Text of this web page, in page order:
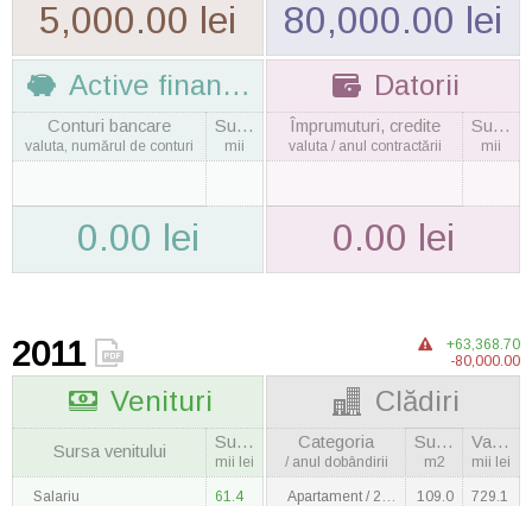
5,000.00 lei 80,000.00 lei
Active financiare
Conturi bancare
valuta, numărul de conturi
Suma
mii
0.00 lei
Datorii
Împrumuturi, credite
valuta / anul contractării
Suma
mii
0.00 lei
2011
+63,368.70
-80,000.00
Venituri
Sursa venitului Suma
mii lei
Salariu
61.4
Clădiri
Categoria
/ anul dobândirii
Suprafaţa
m2
Valoarea
mii lei
Apartament / 2009 109.0 729.1